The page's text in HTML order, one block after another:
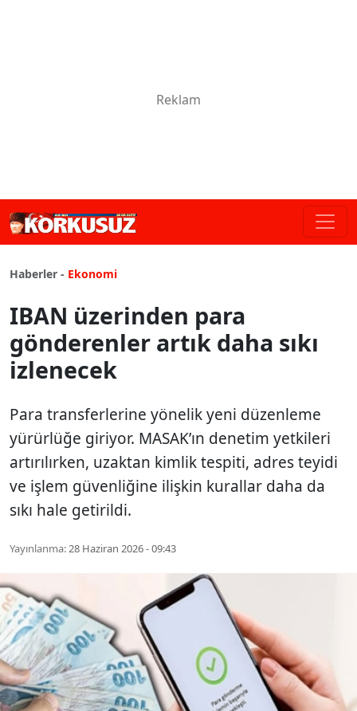
Haberler - Ekonomi
IBAN üzerinden para
gönderenler artık daha sıkı
izlenecek
Para transferlerine yönelik yeni düzenleme
yürürlüğe giriyor. MASAK’ın denetim yetkileri
artırılırken, uzaktan kimlik tespiti, adres teyidi
ve işlem güvenliğine ilişkin kurallar daha da
sıkı hale getirildi.
Yayınlanma:28 Haziran 2026 - 09:43